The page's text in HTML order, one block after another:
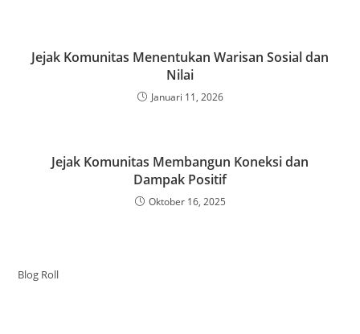
Jejak Komunitas Menentukan Warisan Sosial dan
Nilai
Januari 11, 2026
Jejak Komunitas Membangun Koneksi dan
Dampak Positif
Oktober 16, 2025
Blog Roll